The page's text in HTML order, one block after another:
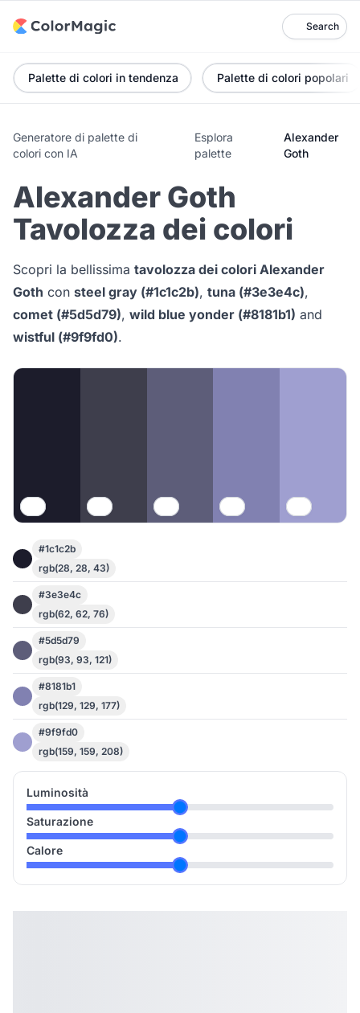
Search
Palette di colori in tendenza Palette di colori popolari
Generatore di palette di
colori con IA
Esplora
palette
Alexander
Goth
Alexander Goth
Tavolozza dei colori
Scopri la bellissima tavolozza dei colori Alexander
Goth con steel gray (#1c1c2b), tuna (#3e3e4c),
comet (#5d5d79), wild blue yonder (#8181b1) and
wistful (#9f9fd0).
#1c1c2b
rgb(28, 28, 43)
#3e3e4c
rgb(62, 62, 76)
#5d5d79
rgb(93, 93, 121)
#8181b1
rgb(129, 129, 177)
#9f9fd0
rgb(159, 159, 208)
Luminosità
Saturazione
Calore